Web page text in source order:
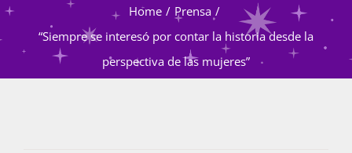
Programas
Atención de la violencia de género
Home
Prensa
“Siempre se interesó por contar la historia desde la
perspectiva de las mujeres”